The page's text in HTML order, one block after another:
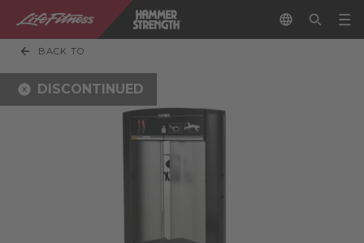
BACK TO
DISCONTINUED